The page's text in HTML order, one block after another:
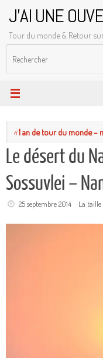
contenu
J'AI UNE
Tour du monde & Retour
«1 an de tour du monde –
Le désert du
Sossuvlei –
25 septembre 2014 La taille